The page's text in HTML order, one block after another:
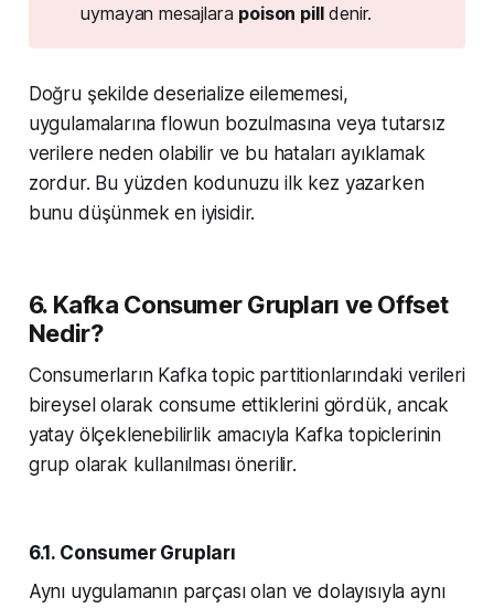
uymayan mesajlara poison pilldenir.
Doğru şekilde deserialize eilememesi,
uygulamalarına flowun bozulmasına veya tutarsız
verilere neden olabilir ve bu hataları ayıklamak
zordur. Bu yüzden kodunuzu ilk kez yazarken
bunu düşünmek en iyisidir.
6. Kafka Consumer Grupları ve Offset
Nedir?
Consumerların Kafka topic partitionlarındaki verileri
bireysel olarak consume ettiklerini gördük, ancak
yatay ölçeklenebilirlik amacıyla Kafka topiclerinin
grup olarak kullanılması önerilir.
6.1. Consumer Grupları
Aynı uygulamanın parçası olan ve dolayısıyla aynı